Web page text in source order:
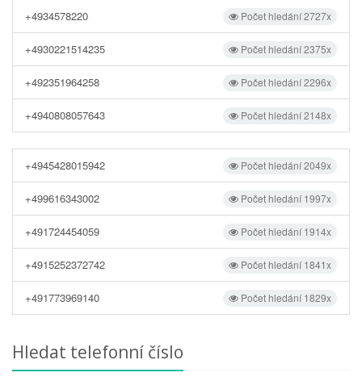
Počet hledání 2727x
+4934578220
Počet hledání 2375x
+4930221514235
Počet hledání 2296x
+492351964258
Počet hledání 2148x
+4940808057643
Počet hledání 2049x
+4945428015942
Počet hledání 1997x
+499616343002
Počet hledání 1914x
+491724454059
Počet hledání 1841x
+4915252372742
Počet hledání 1829x
+491773969140
Hledat telefonní číslo